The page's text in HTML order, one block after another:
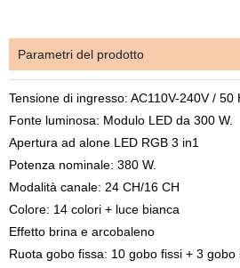
Parametri del prodotto
Tensione di ingresso: AC110V-240V / 50
Fonte luminosa: Modulo LED da 300 W.
Apertura ad alone LED RGB 3 in1
Potenza nominale: 380 W.
Modalità canale: 24 CH/16 CH
Colore: 14 colori + luce bianca
Effetto brina e arcobaleno
Ruota gobo fissa: 10 gobo fissi + 3